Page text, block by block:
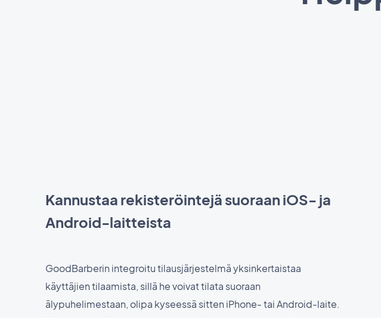
Kannustaa rekisteröintejä suoraan iOS- ja
Android-laitteista
GoodBarberin integroitu tilausjärjestelmä yksinkertaistaa
käyttäjien tilaamista, sillä he voivat tilata suoraan
älypuhelimestaan, olipa kyseessä sitten iPhone- tai Android-laite.